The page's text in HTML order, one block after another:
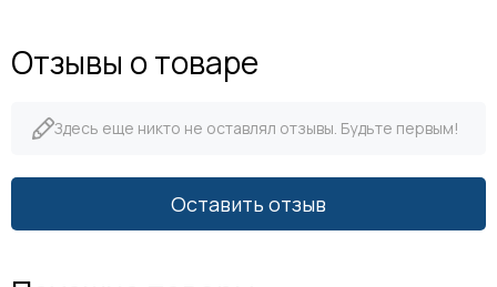
Отзывы о товаре
Здесь еще никто не оставлял отзывы. Будьте первым!
Оставить отзыв